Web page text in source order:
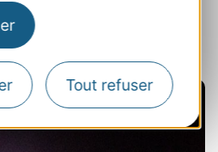
Tout refuser
chant, danse, opéra,
des genres est ce qui
occitan.